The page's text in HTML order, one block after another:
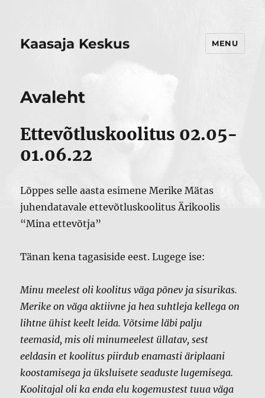
Kaasaja Keskus MENU
Avaleht
Ettevõtluskoolitus 02.05-
01.06.22
Lõppes selle aasta esimene Merike Mätas
juhendatavale ettevõtluskoolitus Ärikoolis
“Mina ettevõtja”
Tänan kena tagasiside eest. Lugege ise:
Minu meelest oli koolitus väga põnev ja sisurikas.
Merike on väga aktiivne ja hea suhtleja kellega on
lihtne ühist keelt leida. Võtsime läbi palju
teemasid, mis oli minumeelest üllatav, sest
eeldasin et koolitus piirdub enamasti äriplaani
koostamisega ja üksluisete seaduste lugemisega.
Koolitajal oli ka enda elu kogemustest tuua väga